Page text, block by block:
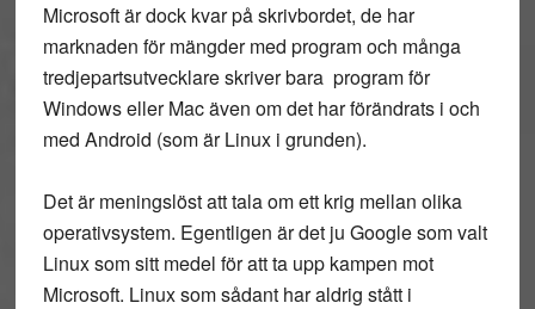
Microsoft är dock kvar på skrivbordet, de har
marknaden för mängder med program och många
tredjepartsutvecklare skriver bara program för
Windows eller Mac även om det har förändrats i och
med Android (som är Linux i grunden).
Det är meningslöst att tala om ett krig mellan olika
operativsystem. Egentligen är det ju Google som valt
Linux som sitt medel för att ta upp kampen mot
Microsoft. Linux som sådant har aldrig stått i